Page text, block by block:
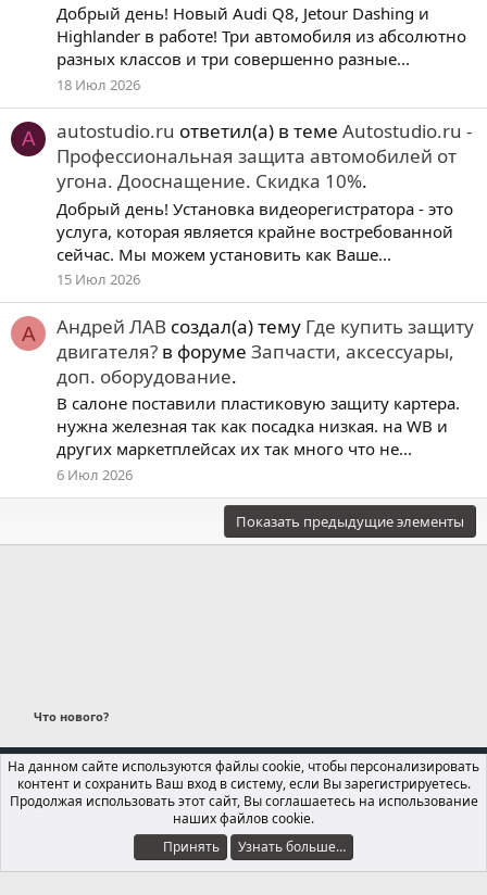
Добрый день! Новый Audi Q8, Jetour Dashing и
Highlander в работе! Три автомобиля из абсолютно
разных классов и три совершенно разные...
18 Июл 2026
A autostudio.ru ответил(а) в теме Autostudio.ru -
Профессиональная защита автомобилей от
угона. Дооснащение. Скидка 10%.
Добрый день! Установка видеорегистратора - это
услуга, которая является крайне востребованной
сейчас. Мы можем установить как Ваше...
15 Июл 2026
А Андрей ЛАВ создал(а) тему Где купить защиту
двигателя? в форуме Запчасти, аксессуары,
доп. оборудование.
В салоне поставили пластиковую защиту картера.
нужна железная так как посадка низкая. на WB и
других маркетплейсах их так много что не...
6 Июл 2026
Показать предыдущие элементы
Что нового?
Russian (RU)
Обратная связь
Условия и правила
Политика конфиденциальности
Помощь
Локализация от xenForo.Info®
На данном сайте используются файлы cookie, чтобы персонализировать
контент и сохранить Ваш вход в систему, если Вы зарегистрируетесь.
Продолжая использовать этот сайт, Вы соглашаетесь на использование
наших файлов cookie.
Принять
Узнать больше…